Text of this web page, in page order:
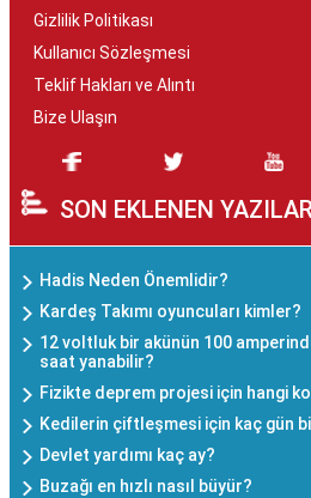
Gizlilik Politikası
Kullanıcı Sözleşmesi
Teklif Hakları ve Alıntı
Bize Ulaşın
SON EKLENEN
Hadis Neden Önemlidir?
Kardeş Takımı oyuncuları kimler?
12 voltluk bir akünün 100
saat yanabilir?
Fizikte deprem projesi için hangi
Kedilerin çiftleşmesi için kaç gün
Devlet yardımı kaç ay?
Buzağı en hızlı nasıl büyür?